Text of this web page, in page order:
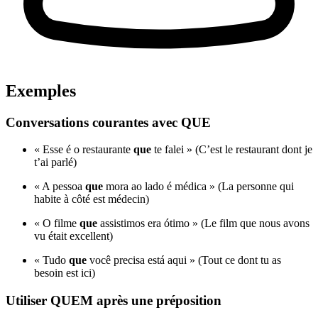
Exemples
Conversations courantes avec QUE
« Esse é o restaurante que te falei » (C’est le restaurant dont je
t’ai parlé)
« A pessoa que mora ao lado é médica » (La personne qui
habite à côté est médecin)
« O filme que assistimos era ótimo » (Le film que nous avons
vu était excellent)
« Tudo que você precisa está aqui » (Tout ce dont tu as
besoin est ici)
Utiliser QUEM après une préposition